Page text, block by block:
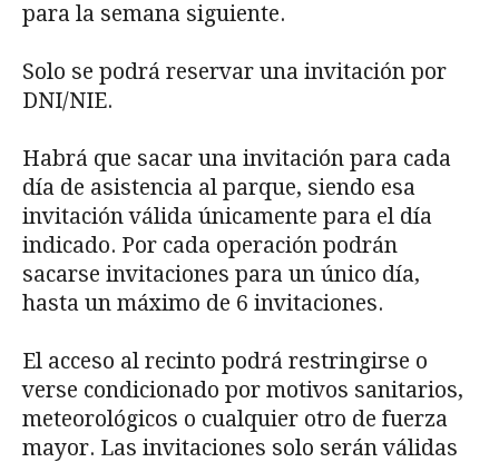
para la semana siguiente.
Solo se podrá reservar una invitación por
DNI/NIE.
Habrá que sacar una invitación para cada
día de asistencia al parque, siendo esa
invitación válida únicamente para el día
indicado. Por cada operación podrán
sacarse invitaciones para un único día,
hasta un máximo de 6 invitaciones.
El acceso al recinto podrá restringirse o
verse condicionado por motivos sanitarios,
meteorológicos o cualquier otro de fuerza
mayor. Las invitaciones solo serán válidas